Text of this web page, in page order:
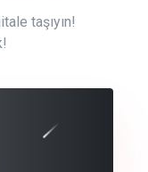
taşıyın!